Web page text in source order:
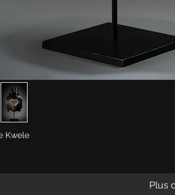
Kwele
Plus